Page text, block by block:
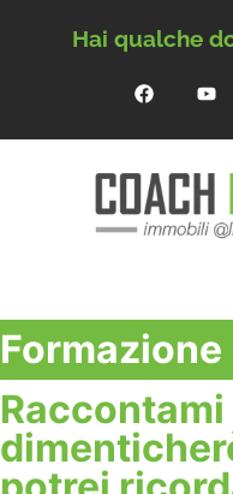
Hai qualche
Formazione
Raccontami